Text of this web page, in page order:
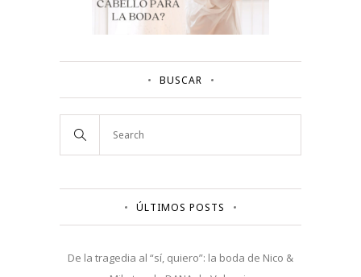
BUSCAR
ÚLTIMOS POSTS
De la tragedia al “sí, quiero”: la boda de Nico &